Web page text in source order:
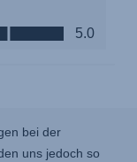
bei der
uns jedoch so